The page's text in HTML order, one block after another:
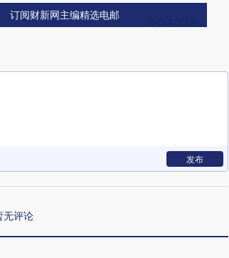
订阅财新网主编精选电邮
发布
无评论